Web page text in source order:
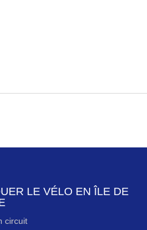
LE VÉLO EN ÎLE DE
circuit